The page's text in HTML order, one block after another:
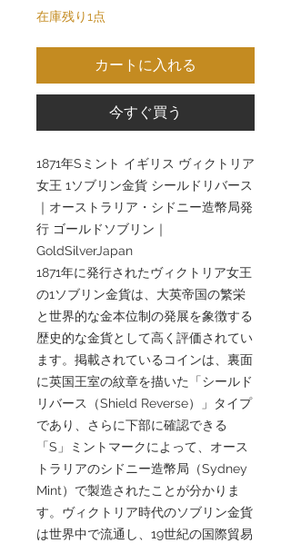
在庫残り1点
カートに入れる
今すぐ買う
1871年Sミント イギリス ヴィクトリア
女王 1ソブリン金貨 シールドリバース
｜オーストラリア・シドニー造幣局発
行 ゴールドソブリン｜
GoldSilverJapan
1871年に発行されたヴィクトリア女王
の1ソブリン金貨は、大英帝国の繁栄
と世界的な金本位制の発展を象徴する
歴史的な金貨として高く評価されてい
ます。掲載されているコインは、裏面
に英国王室の紋章を描いた「シールド
リバース（Shield Reverse）」タイプ
であり、さらに下部に確認できる
「S」ミントマークによって、オース
トラリアのシドニー造幣局（Sydney
Mint）で製造されたことが分かりま
す。ヴィクトリア時代のソブリン金貨
は世界中で流通し、19世紀の国際貿易